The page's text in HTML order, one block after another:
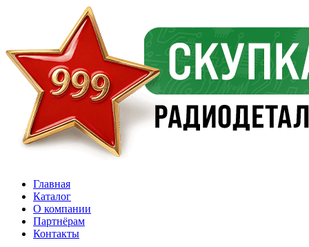
Главная
Каталог
О компании
Партнёрам
Контакты